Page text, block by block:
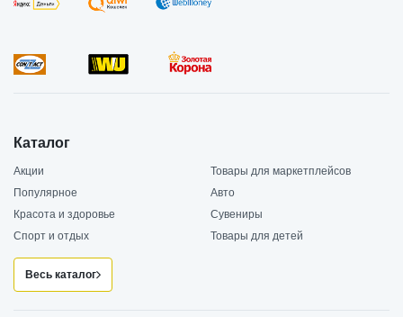
Каталог
Акции
Товары для маркетплейсов
Популярное
Авто
Красота и здоровье
Сувениры
Спорт и отдых
Товары для детей
Весь каталог